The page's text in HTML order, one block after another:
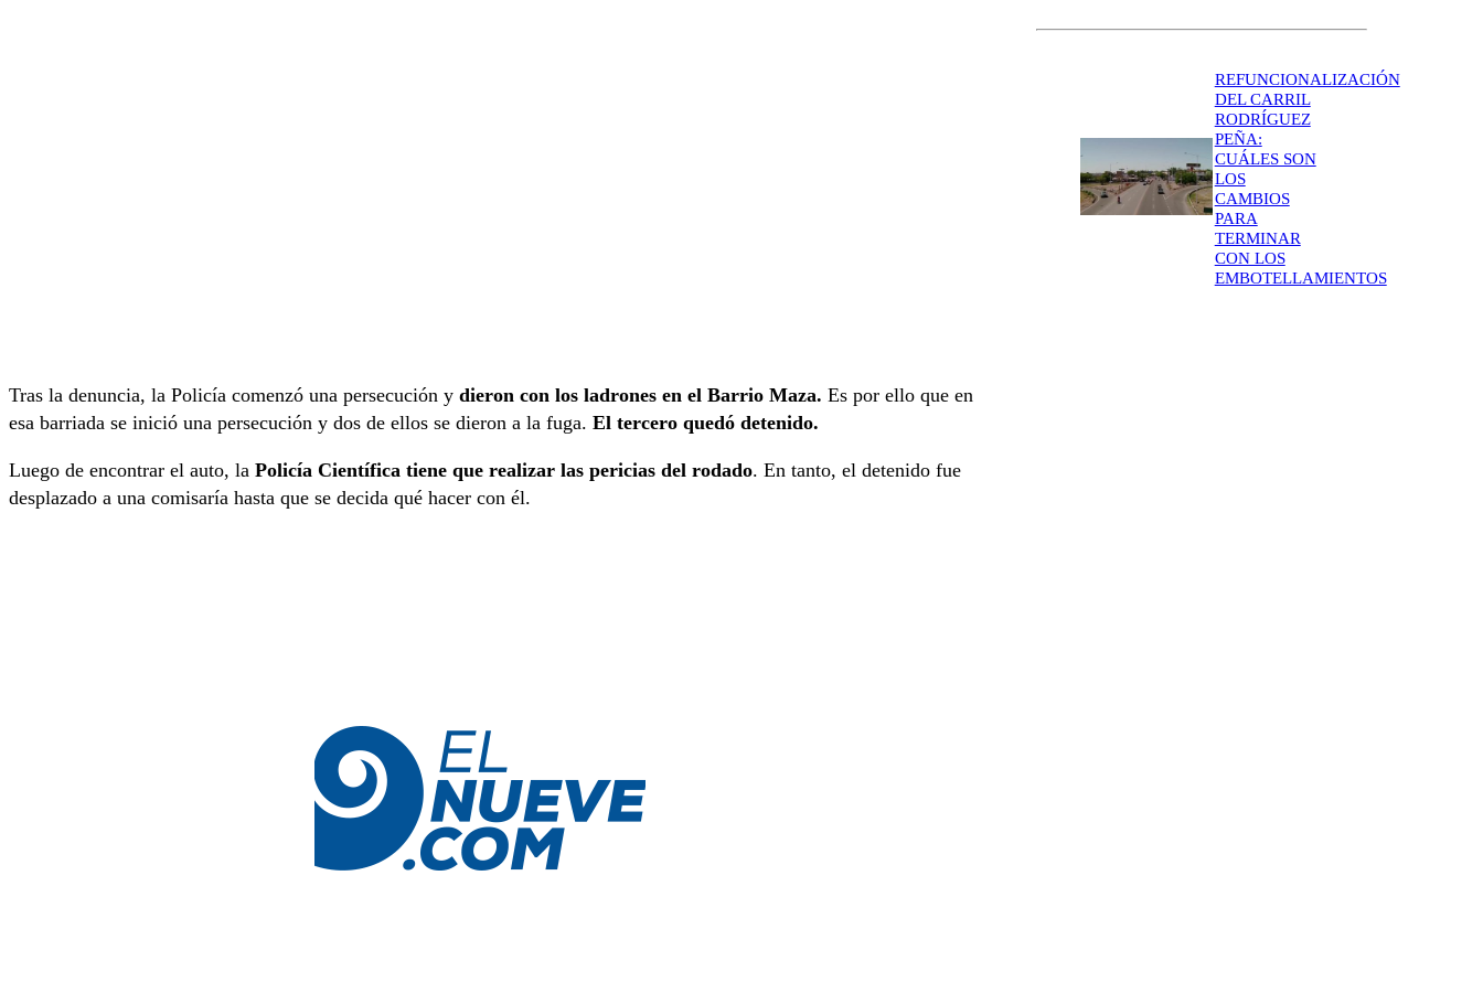
Tras la denuncia, la Policía comenzó una persecución y dieron con los ladrones en el Barrio Maza. Es por ello que en
esa barriada se inició una persecución y dos de ellos se dieron a la fuga. El tercero quedó detenido.
Luego de encontrar el auto, la Policía Científica tiene que realizar las pericias del rodado. En tanto, el detenido fue
desplazado a una comisaría hasta que se decida qué hacer con él.
REFUNCIONALIZACIÓN
DEL CARRIL
RODRÍGUEZ
PEÑA:
CUÁLES SON
LOS
CAMBIOS
PARA
TERMINAR
CON LOS
EMBOTELLAMIENTOS